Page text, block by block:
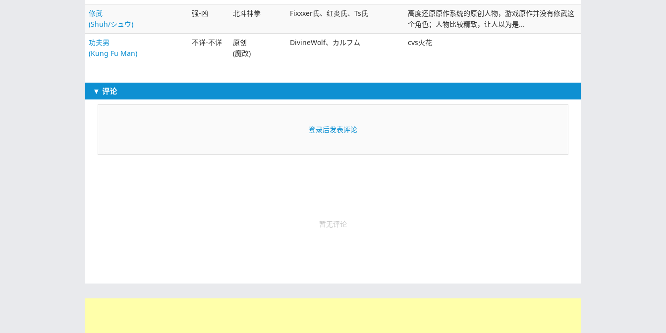
修武
(Shuh/シュウ)
强-凶 北斗神拳 Fixxxer氏、红炎氏、Ts氏
高度还原原作系统的原创人物，游戏原作并没有修武这
个角色；人物比较精致，让人以为是...
功夫男
(Kung Fu Man)
不详-不详
原创
(魔改)
DivineWolf、カルフム cvs火花
▼ 评论
登录后发表评论
暂无评论